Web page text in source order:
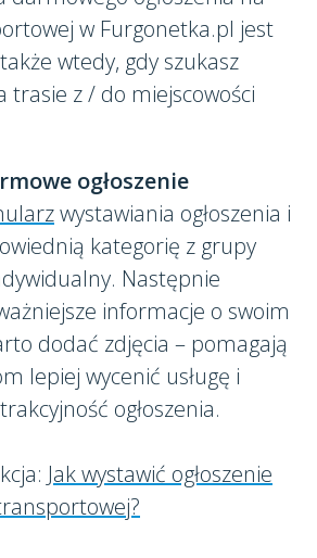
w Furgonetka.pl jest
wtedy, gdy szukasz
trasie z / do miejscowości
ogłoszenie
wystawiania ogłoszenia i
kategorię z grupy
Następnie
informacje o swoim
dodać zdjęcia – pomagają
lepiej wycenić usługę i
ogłoszenia.
Jak wystawić ogłoszenie